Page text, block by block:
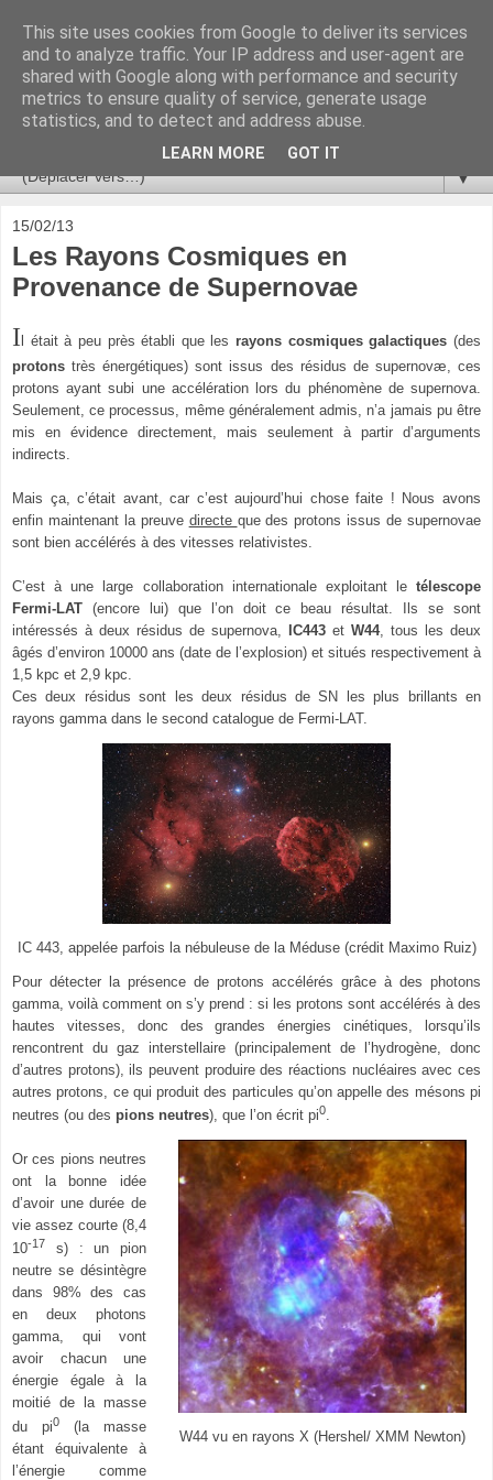
Ça se passe là haut
Astronomie, Astrophysique, Astroparticules, Cosmologie.
L'infini se contemple, indéfiniment. ISSN 2272-5768
▼
15/02/13
Les Rayons Cosmiques en
Provenance de Supernovae
I l était à peu près établi que les rayons cosmiques galactiques (des
protons très énergétiques) sont issus des résidus de supernovæ , ces
protons ayant subi une accélération lors du phénomène de supernova.
Seulement, ce processus, même généralement admis, n’a jamais pu être
mis en évidence directement, mais seulement à partir d’arguments
indirects.
Mais ça, c’était avant, car c’est aujourd’hui chose faite ! Nous avons
enfin maintenant la preuve directe que des protons issus de supernovae
sont bien accélérés à des vitesses relativistes.
C’est à une large collaboration internationale exploitant le télescope
Fermi-LAT (encore lui) que l’on doit ce beau résultat. Ils se sont
intéressés à deux résidus de supernova,
IC443 et W44, tous les deux
âgés d’environ 10000 ans (date de l’explosion) et situés respectivement à
1,5 kpc et 2,9 kpc.
Ces deux résidus sont les deux résidus de SN les plus brillants en
rayons gamma dans le second catalogue de Fermi-LAT.
IC 443, appelée parfois la nébuleuse de la Méduse (crédit Maximo Ruiz)
Pour détecter la présence de protons accélérés grâce à des photons
gamma, voilà comment on s’y prend : si les protons sont accélérés à des
hautes vitesses, donc des grandes énergies cinétiques, lorsqu’ils
rencontrent du gaz interstellaire (principalement de l’hydrogène, donc
d’autres protons), ils peuvent produire des réactions nucléaires avec ces
autres protons, ce qui produit des particules qu’on appelle des mésons pi
neutres (ou des pions neutres), que l’on écrit pi0.
W44 vu en rayons X (Hershel/ XMM Newton)
Or ces pions neutres
ont la bonne idée
d’avoir une durée de
vie assez courte (8,4
10-17
s) : un pion
neutre se désintègre
dans 98% des cas
en deux photons
gamma, qui vont
avoir chacun une
énergie égale à la
moitié de la masse
dupi0
(la masse
étant équivalente à
l’énergie comme
This site uses cookies from Google to deliver its services
and to analyze traffic. Your IP address and user-agent are
shared with Google along with performance and security
metrics to ensure quality of service, generate usage
statistics, and to detect and address abuse.
LEARN MORE GOT IT